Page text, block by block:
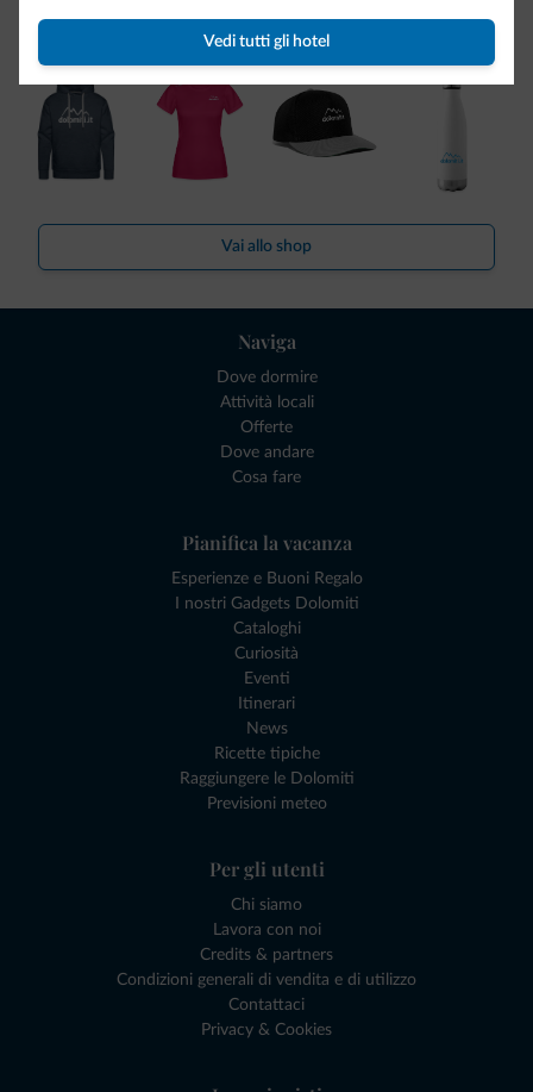
Vedi tutti gli hotel
Dolomiti.it!
Vai allo shop
Naviga
Dove dormire
Attività locali
Offerte
Dove andare
Cosa fare
Pianifica la vacanza
Esperienze e Buoni Regalo
I nostri Gadgets Dolomiti
Cataloghi
Curiosità
Eventi
Itinerari
News
Ricette tipiche
Raggiungere le Dolomiti
Previsioni meteo
Per gli utenti
Chi siamo
Lavora con noi
Credits & partners
Condizioni generali di vendita e di utilizzo
Contattaci
Privacy & Cookies